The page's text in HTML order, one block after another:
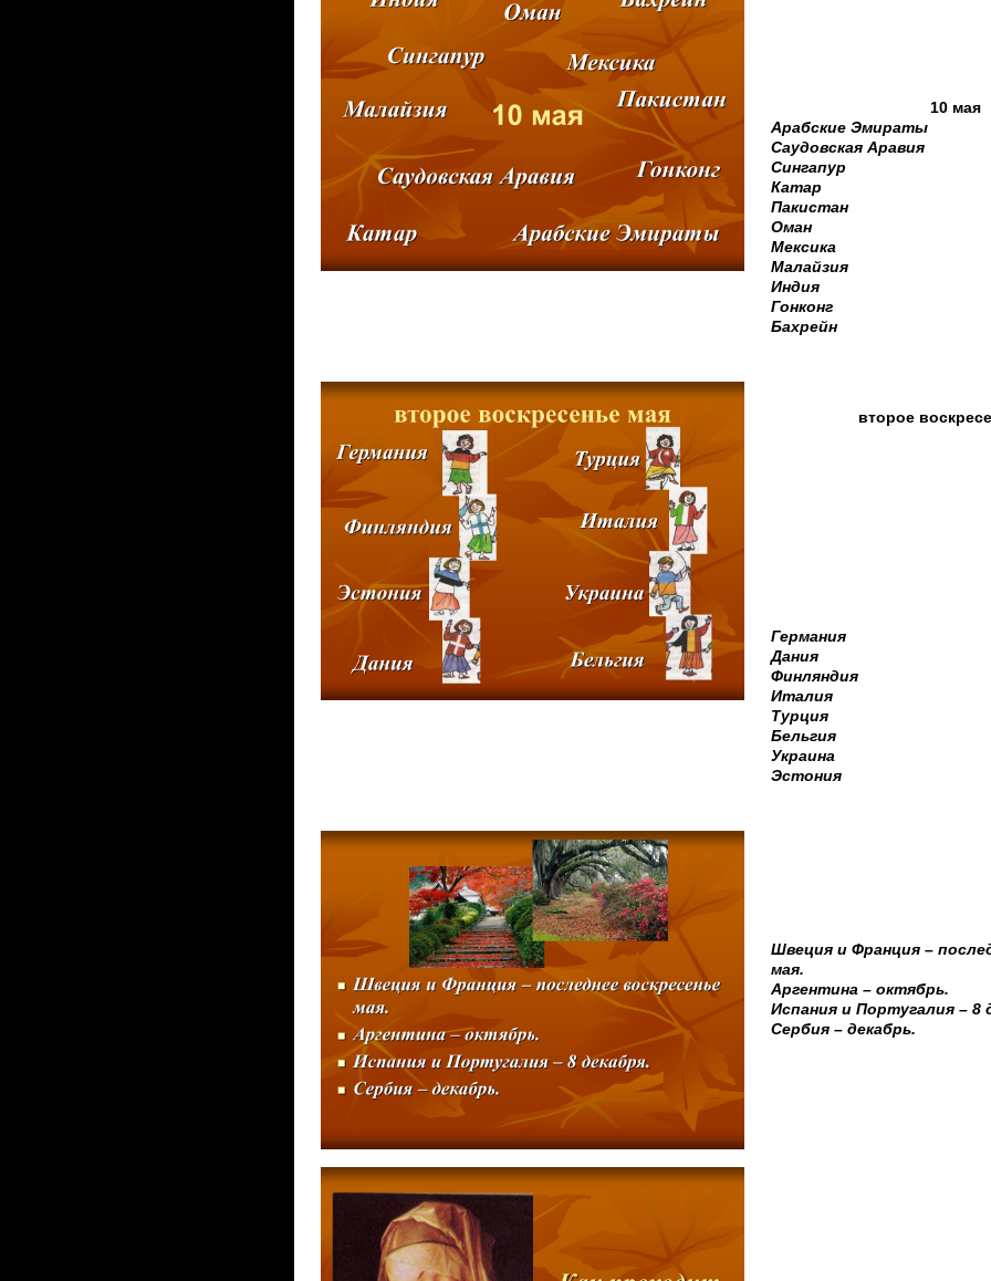
10 мая
Арабские Эмираты
Саудовская Аравия
Сингапур
Катар
Пакистан
Оман
Мексика
Малайзия
Индия
Гонконг
Бахрейн
второе
Германия
Дания
Финляндия
Италия
Турция
Бельгия
Украина
Эстония
Швеция и Франция –
мая.
Аргентина – октябрь.
Испания и Португалия – 8
Сербия – декабрь.